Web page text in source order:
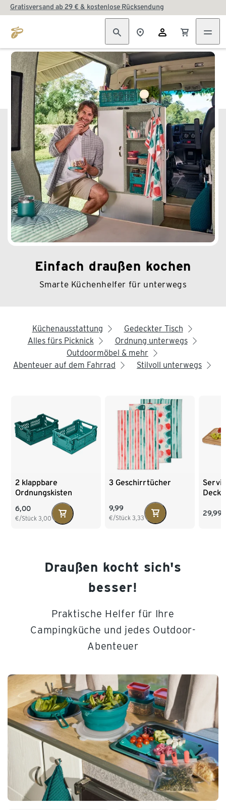
Gratisversand ab 29 € & kostenlose Rücksendung
Einfach draußen kochen
Smarte Küchenhelfer für unterwegs
Küchenausstattung arrow_right Gedeckter Tisch arrow_right
Alles fürs Picknick arrow_right Ordnung unterwegs arrow_right
Outdoormöbel & mehr arrow_right
Abenteuer auf dem Fahrrad arrow_right Stilvoll unterwegs arrow_right
2 klappbare
Ordnungskisten
6,00
€/Stück 3,00
3 Geschirrtücher
9,99
€/Stück 3,33
29,99
Draußen kocht sich's
besser!
Praktische Helfer für Ihre
Campingküche und jedes Outdoor-
Abenteuer